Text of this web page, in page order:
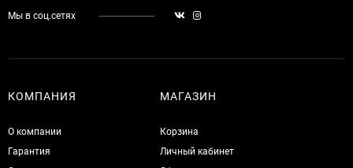
Мы в соц.сетях
КОМПАНИЯ
О компании
Гарантия
МАГАЗИН
Корзина
Личный кабинет